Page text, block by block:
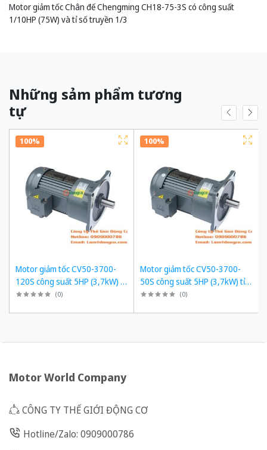
Motor giảm tốc Chân đế Chengming CH18-75-3S có công suất
1/10HP (75W) và tỉ số truyền 1/3
Những sảm phẩm tương
tự
100%
Motor giảm tốc CV50-3700-
120S công suất 5HP (3,7kW) tỉ
số truyền 1/120
(0)
100%
Motor giảm tốc CV50-3700-
50S công suất 5HP (3,7kW) tỉ
số truyền 1/50
(0)
Motor World Company
CÔNG TY THẾ GIỚI ĐỘNG CƠ
Hotline/Zalo: 0909000786